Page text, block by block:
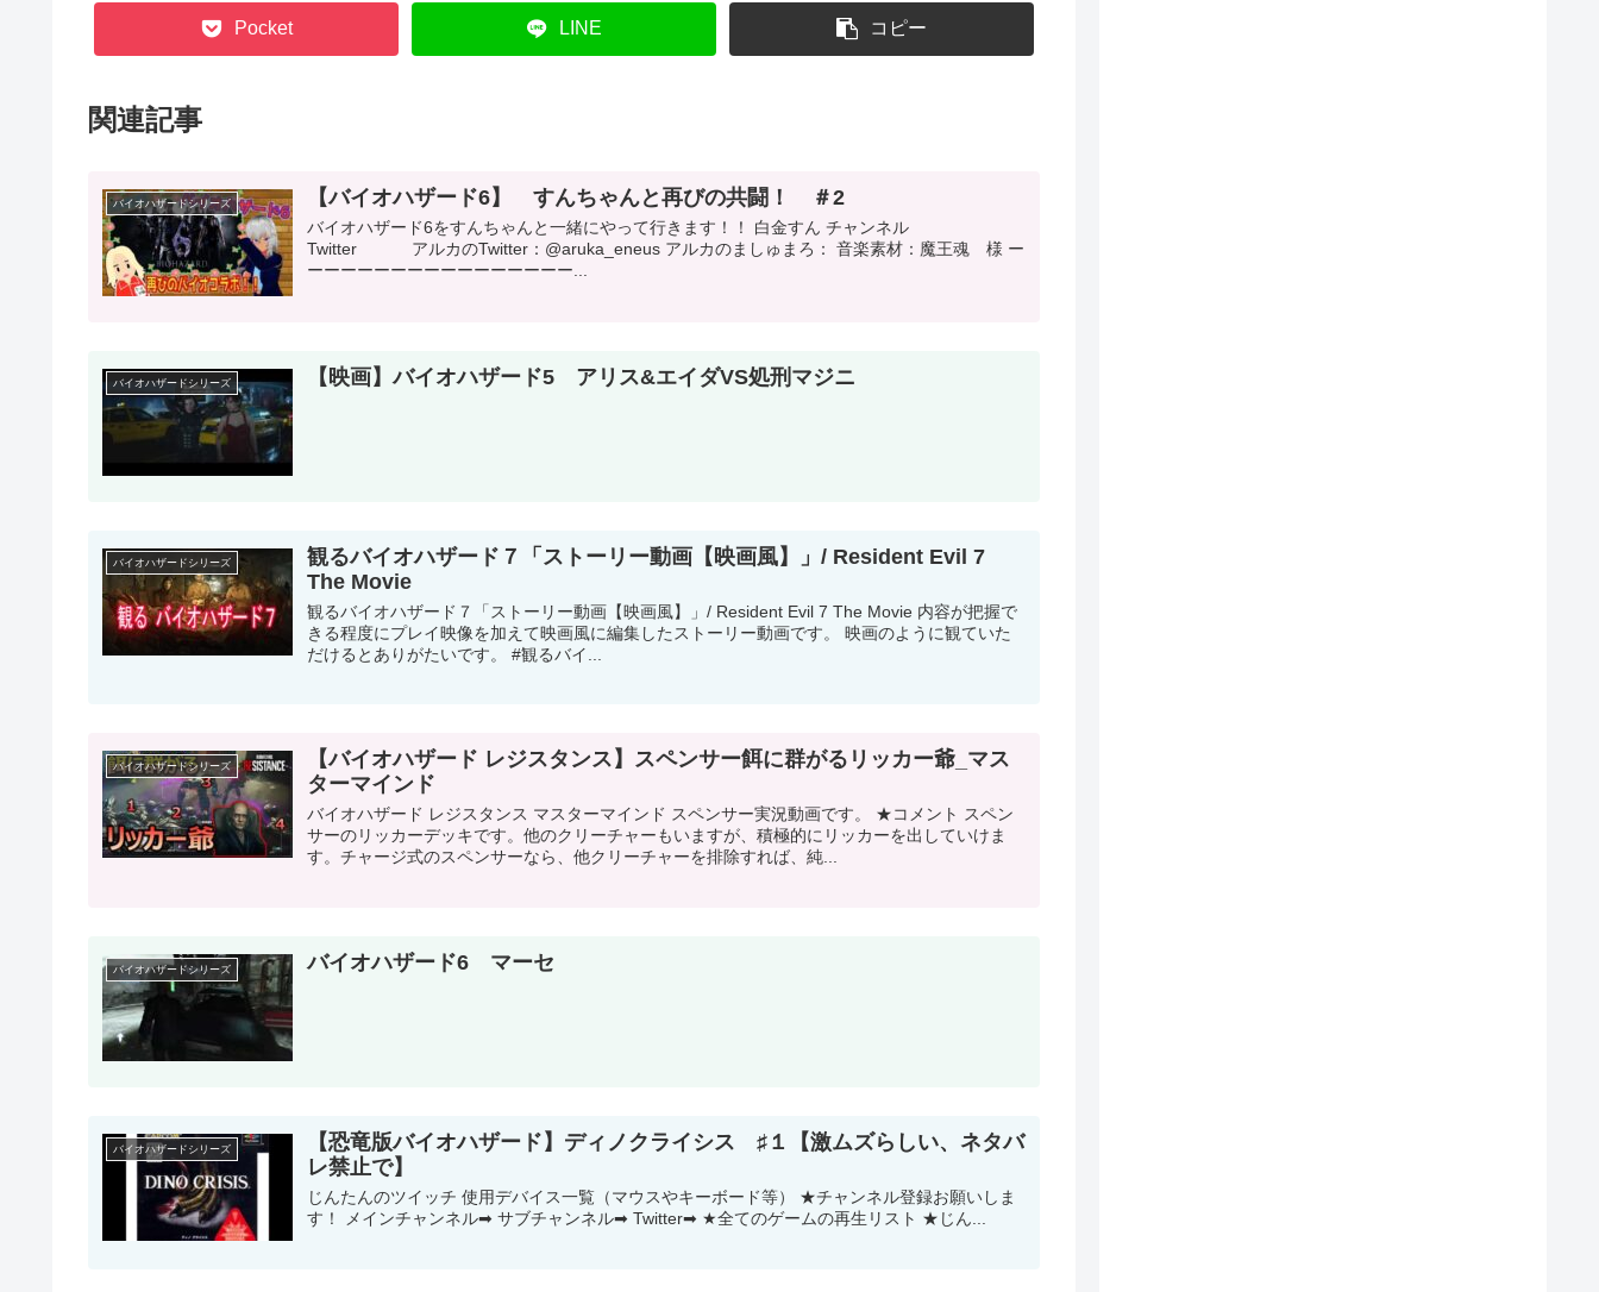
Pocket LINE コピー
関連記事
バイオハザードシリーズ 【バイオハザード6】 すんちゃんと再びの共闘！ ＃2
バイオハザード6をすんちゃんと一緒にやって行きます！！ 白金すん チャンネル
Twitter アルカのTwitter：@aruka_eneus アルカのましゅまろ： 音楽素材：魔王魂 様 ー
ーーーーーーーーーーーーーーーー...
バイオハザードシリーズ 【映画】バイオハザード5 アリス&エイダVS処刑マジニ
バイオハザードシリーズ
観るバイオハザード７「ストーリー動画【映画風】」/ Resident Evil 7
The Movie
観るバイオハザード７「ストーリー動画【映画風】」/ Resident Evil 7 The Movie 内容が把握で
きる程度にプレイ映像を加えて映画風に編集したストーリー動画です。 映画のように観ていた
だけるとありがたいです。 #観るバイ...
バイオハザードシリーズ
【バイオハザード レジスタンス】スペンサー餌に群がるリッカー爺_マス
ターマインド
バイオハザード レジスタンス マスターマインド スペンサー実況動画です。 ★コメント スペン
サーのリッカーデッキです。他のクリーチャーもいますが、積極的にリッカーを出していけま
す。チャージ式のスペンサーなら、他クリーチャーを排除すれば、純...
バイオハザードシリーズ バイオハザード6 マーセ
バイオハザードシリーズ
【恐竜版バイオハザード】ディノクライシス ♯１【激ムズらしい、ネタバ
レ禁止で】
じんたんのツイッチ 使用デバイス一覧（マウスやキーボード等） ★チャンネル登録お願いしま
す！ メインチャンネル➡ サブチャンネル➡ Twitter➡ ★全てのゲームの再生リスト ★じん...